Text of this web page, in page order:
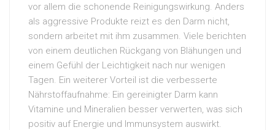
vor allem die schonende Reinigungswirkung. Anders
als aggressive Produkte reizt es den Darm nicht,
sondern arbeitet mit ihm zusammen. Viele berichten
von einem deutlichen Rückgang von Blähungen und
einem Gefühl der Leichtigkeit nach nur wenigen
Tagen. Ein weiterer Vorteil ist die verbesserte
Nährstoffaufnahme: Ein gereinigter Darm kann
Vitamine und Mineralien besser verwerten, was sich
positiv auf Energie und Immunsystem auswirkt.